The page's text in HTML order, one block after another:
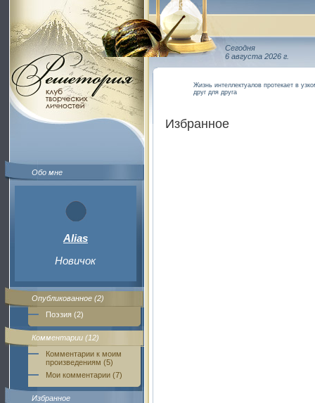
Обо мне
Alias
Новичок
Опубликованное (2)
Поэзия (2)
Комментарии (12)
Комментарии к моим
произведениям (5)
Мои комментарии (7)
Избранное
Сегодня
6 августа 2026 г.
Жизнь интеллектуалов протекает в
друг для друга
Избранное